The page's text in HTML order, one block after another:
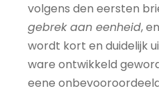
volgens den eersten
gebrek aan eenheid,
wordt kort en duidelijk
ware ontwikkeld
eene